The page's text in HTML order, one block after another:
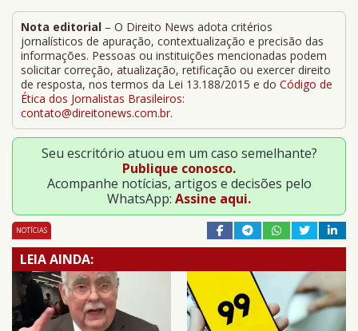
Nota editorial – O Direito News adota critérios
jornalísticos de apuração, contextualização e precisão das
informações. Pessoas ou instituições mencionadas podem
solicitar correção, atualização, retificação ou exercer direito
de resposta, nos termos da Lei 13.188/2015 e do Código de
Ética dos Jornalistas Brasileiros:
contato@direitonews.com.br.
Seu escritório atuou em um caso semelhante?
Publique conosco.
Acompanhe notícias, artigos e decisões pelo
WhatsApp: Assine aqui.
NOTÍCIAS
LEIA AINDA: